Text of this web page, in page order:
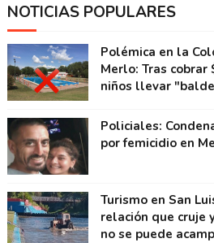
NOTICIAS POPULARES
Polémica en la
Merlo: Tras cobrar
niños llevar
Policiales:
por femicidio en
Turismo en San
relación que cruje
no se puede